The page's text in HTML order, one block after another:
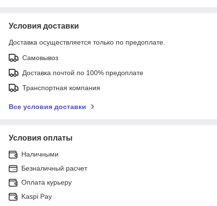
Условия доставки
Доставка осуществляется только по предоплате.
Самовывоз
Доставка почтой по 100% предоплате
Транспортная компания
Все условия доставки
Условия оплаты
Наличными
Безналичный расчет
Оплата курьеру
Kaspi Pay